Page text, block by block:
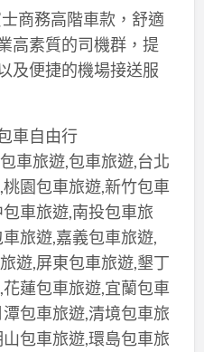
商務高階車款，舒適
高素質的司機群，提
及便捷的機場接送服
車自由行
車旅遊,包車旅遊,台北
園包車旅遊,新竹包車
車旅遊,南投包車旅
旅遊,嘉義包車旅遊,
遊,屏東包車旅遊,墾丁
蓮包車旅遊,宜蘭包車
包車旅遊,清境包車旅
包車旅遊,環島包車旅